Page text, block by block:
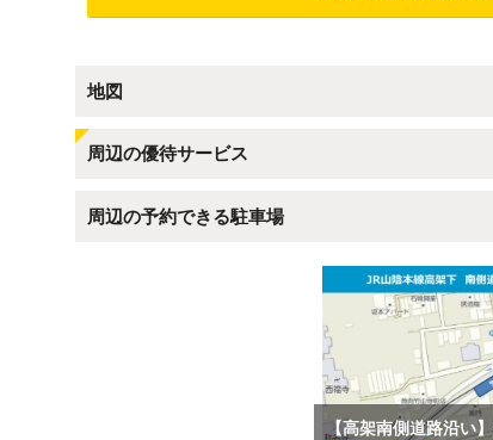
地図
周辺の優待サービス
周辺の予約できる駐車場